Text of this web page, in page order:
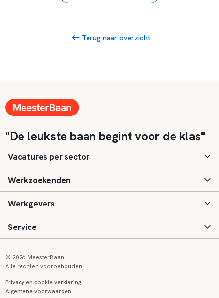
Terug naar overzicht
"De leukste baan begint voor de klas"
Vacatures per sector
Basisonderwijs
Speciaal (basis) onderwijs
Voortgezet onderwijs
Werkzoekenden
Aanmelden
Vacatures
Werkgevers
Inloggen
Service
© 2026 MeesterBaan
Alle rechten voorbehouden
Privacy en cookie verklaring
Algemene voorwaarden